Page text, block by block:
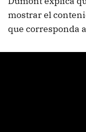
mostrar el
que corresponda